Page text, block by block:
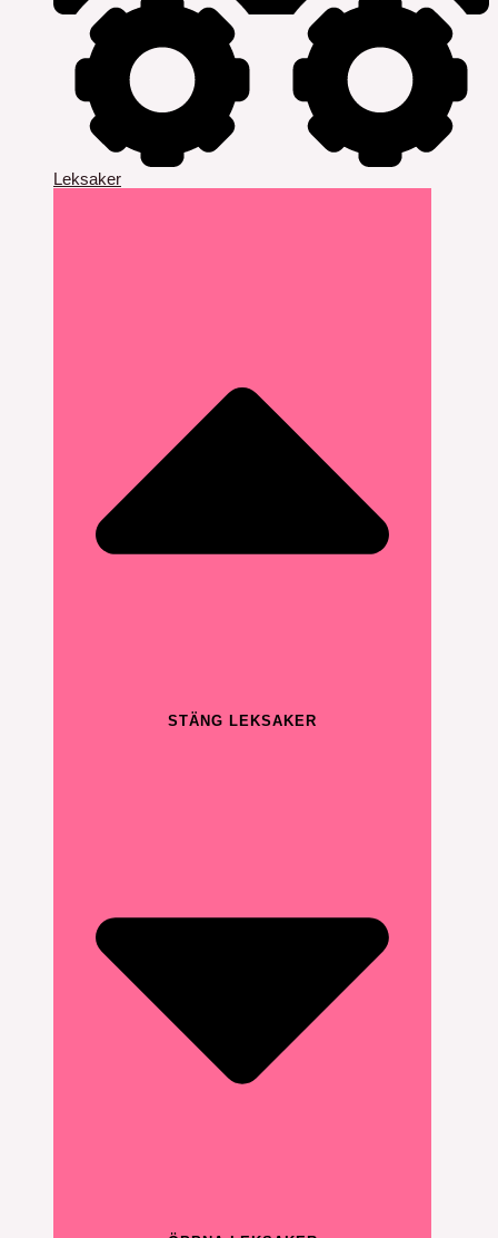
Leksaker
STÄNG LEKSAKER